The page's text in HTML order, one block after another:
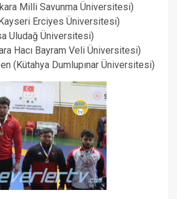
Milli Savunma Üniversitesi)
Erciyes Üniversitesi)
Uludağ Üniversitesi)
Hacı Bayram Veli Üniversitesi)
(Kütahya Dumlupınar Üniversitesi)